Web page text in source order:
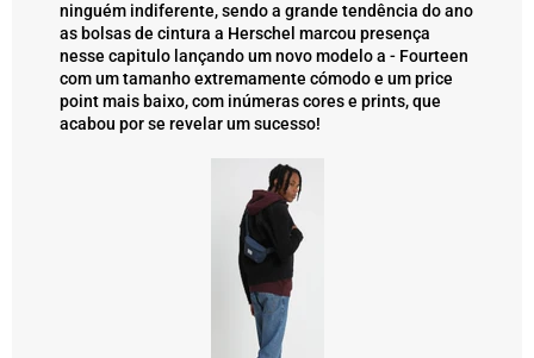
ninguém indiferente, sendo a grande tendência do ano
as bolsas de cintura a Herschel marcou presença
nesse capitulo lançando um novo modelo a - Fourteen
com um tamanho extremamente cómodo e um price
point mais baixo, com inúmeras cores e prints, que
acabou por se revelar um sucesso!